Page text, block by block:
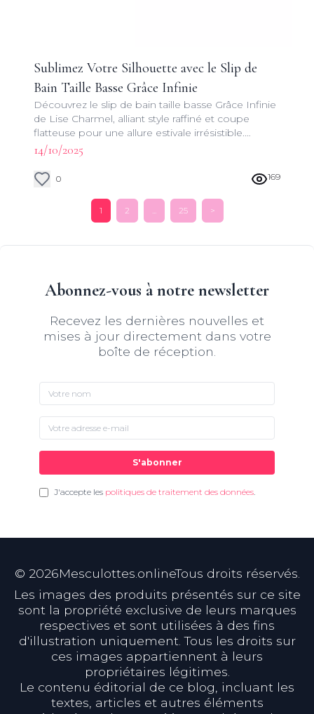
Sublimez Votre Silhouette avec le Slip de
Bain Taille Basse Grâce Infinie
Découvrez le slip de bain taille basse Grâce Infinie
de Lise Charmel, alliant style raffiné et coupe
flatteuse pour une allure estivale irrésistible.
Plongez dans l'univers du luxe balnéaire !
14/10/2025
0 169
1 2 ... 25 >
Abonnez-vous à notre newsletter
Recevez les dernières nouvelles et
mises à jour directement dans votre
boîte de réception.
S'abonner
J'accepte les politiques de traitement des données.
© 2026Mesculottes.onlineTous droits réservés.
Les images des produits présentés sur ce site
sont la propriété exclusive de leurs marques
respectives et sont utilisées à des fins
d'illustration uniquement. Tous les droits sur
ces images appartiennent à leurs
propriétaires légitimes.
Le contenu éditorial de ce blog, incluant les
textes, articles et autres éléments